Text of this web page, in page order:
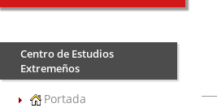
Centro de Estudios
Extremeños
Portada